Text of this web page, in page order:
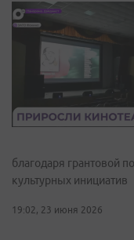
благодаря грантовой
культурных инициатив
19:02, 23 июня 2026